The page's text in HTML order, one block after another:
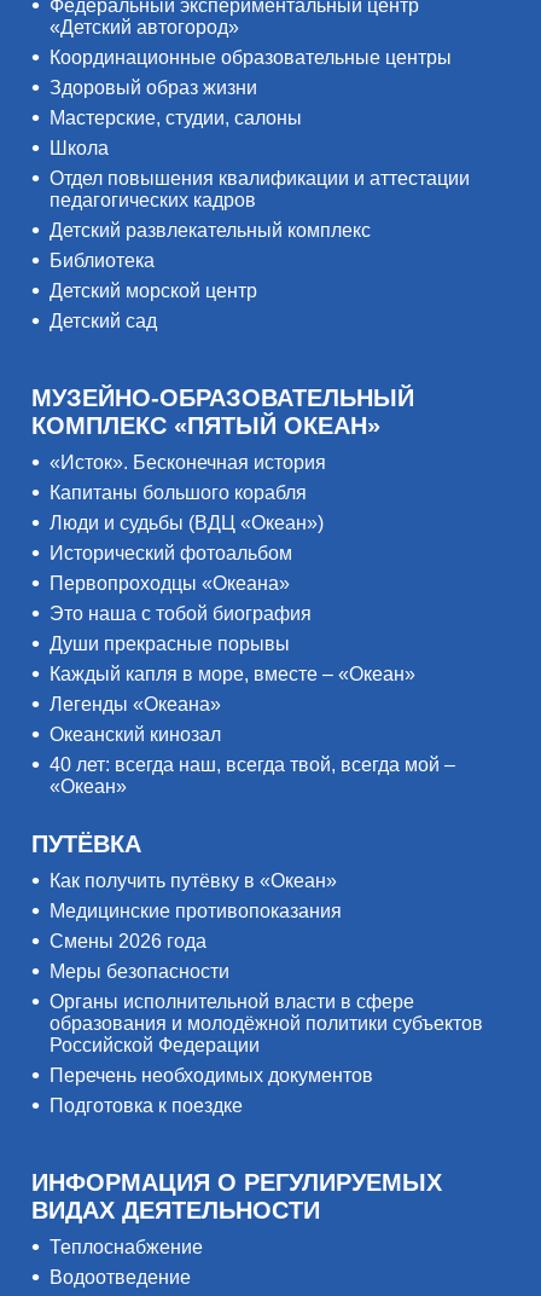
Федеральный экспериментальный центр
«Детский автогород»
Координационные образовательные центры
Здоровый образ жизни
Мастерские, студии, салоны
Школа
Отдел повышения квалификации и аттестации
педагогических кадров
Детский развлекательный комплекс
Библиотека
Детский морской центр
Детский сад
МУЗЕЙНО-ОБРАЗОВАТЕЛЬНЫЙ
КОМПЛЕКС «ПЯТЫЙ ОКЕАН»
«Исток». Бесконечная история
Капитаны большого корабля
Люди и судьбы (ВДЦ «Океан»)
Исторический фотоальбом
Первопроходцы «Океана»
Это наша с тобой биография
Души прекрасные порывы
Каждый капля в море, вместе – «Океан»
Легенды «Океана»
Океанский кинозал
40 лет: всегда наш, всегда твой, всегда мой –
«Океан»
ПУТЁВКА
Как получить путёвку в «Океан»
Медицинские противопоказания
Смены 2026 года
Меры безопасности
Органы исполнительной власти в сфере
образования и молодёжной политики субъектов
Российской Федерации
Перечень необходимых документов
Подготовка к поездке
ИНФОРМАЦИЯ О РЕГУЛИРУЕМЫХ
ВИДАХ ДЕЯТЕЛЬНОСТИ
Теплоснабжение
Водоотведение